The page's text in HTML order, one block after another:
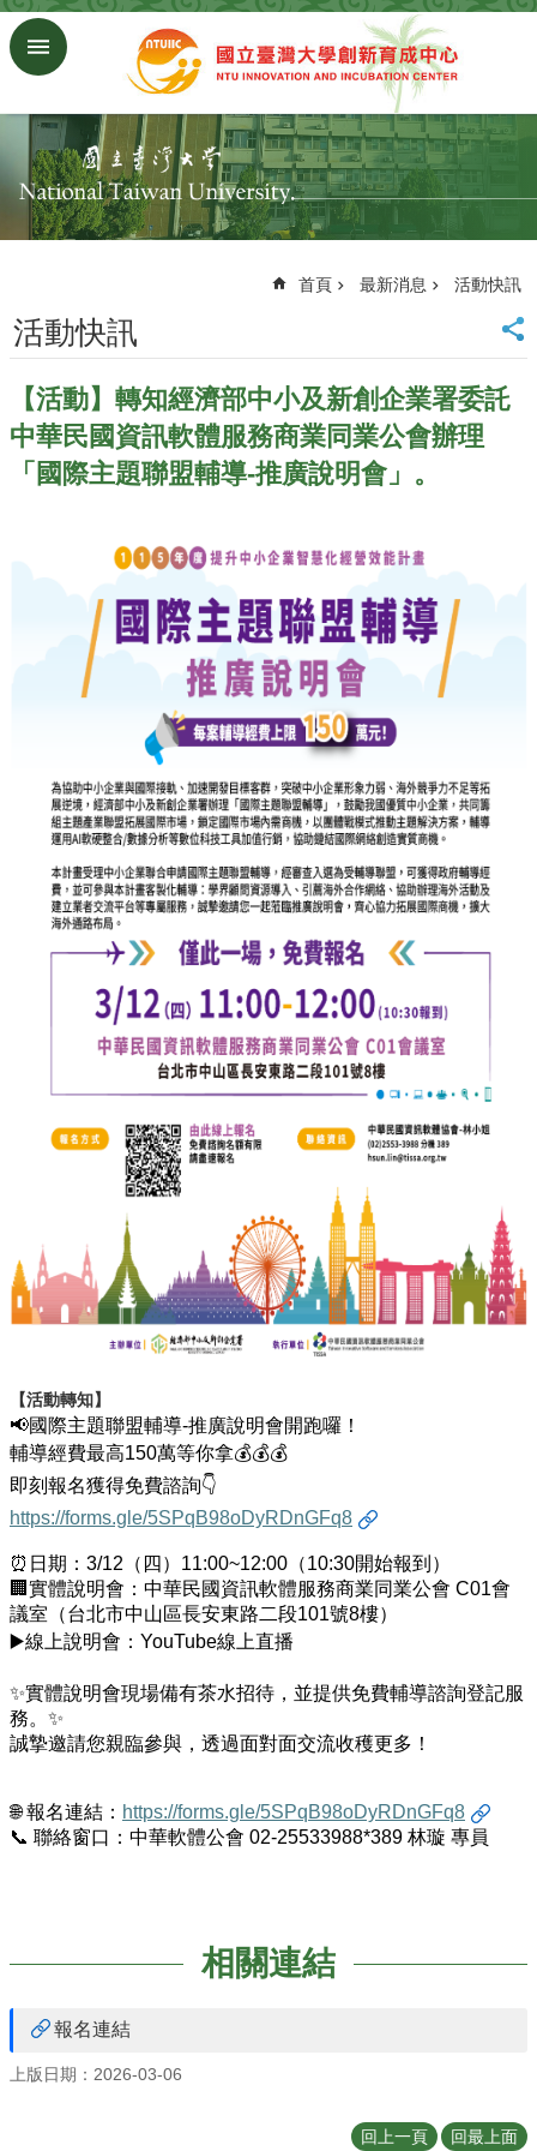
跳到主要內容區塊
搜
回
首
頁
頁
究
發
展
處
首
導
覽
English
成
服
務
商
資
訊
相
關
規
聯
絡
們
首頁 最新消息 活動快訊
活動快訊
【活動】轉知經濟部中小及新創企業署委託
中華民國資訊軟體服務商業同業公會辦理
「國際主題聯盟輔導-推廣說明會」。
【活動轉知】
📢國際主題聯盟輔導-推廣說明會開跑囉！
輔導經費最高150萬等你拿💰💰💰
即刻報名獲得免費諮詢👇
https://forms.gle/5SPqB98oDyRDnGFq8
⏰ 日期： 3/12 （四） 11:00~12:00 （10:30開始報到）
🏢 實體說明會：中華民國資訊軟體服務商業同業公會 C01會
議室（台北市中山區長安東路二段101號8樓）
▶️線上說明會： YouTube線上直播
✨實體說明會現場備有茶水招待，並提供免費輔導諮詢登記服
務。 ✨
誠摯邀請您親臨參與，透過面對面交流收穫更多！
🌐報名連結： https://forms.gle/5SPqB98oDyRDnGFq8
📞 聯絡窗口：中華軟體公會 02-25533988*389 林璇 專員
相關連結
報名連結
上版日期：2026-03-06
回上一頁 回最上面